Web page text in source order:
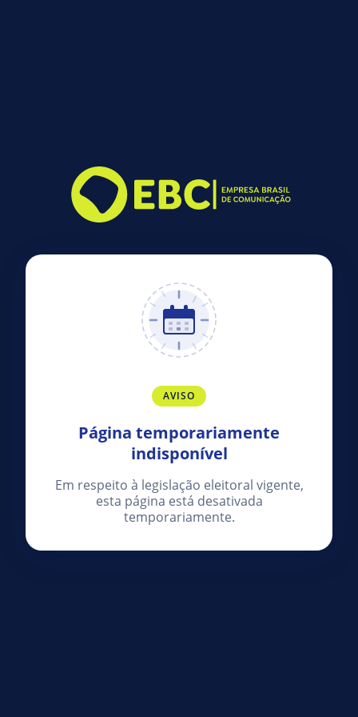
AVISO
Página temporariamente
indisponível
Em respeito à legislação eleitoral vigente,
esta página está desativada
temporariamente.